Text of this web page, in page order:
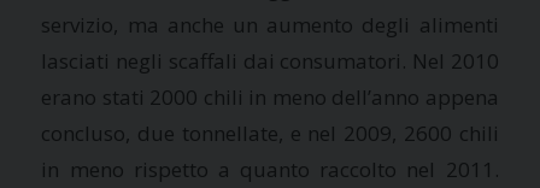
servizio, ma anche un aumento degli alimenti
lasciati negli scaffali dai consumatori. Nel 2010
erano stati 2000 chili in meno dell’anno appena
concluso, due tonnellate, e nel 2009, 2600 chili
in meno rispetto a quanto raccolto nel 2011.